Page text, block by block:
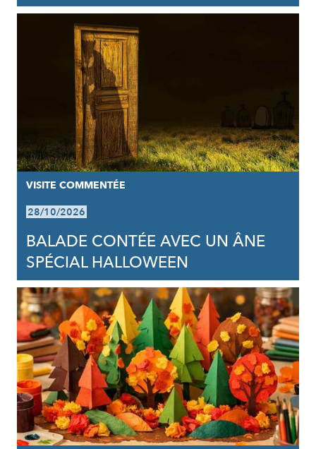
VISITE COMMENTÉE
28/10/2026
BALADE CONTÉE AVEC UN ÂNE
SPÉCIAL HALLOWEEN